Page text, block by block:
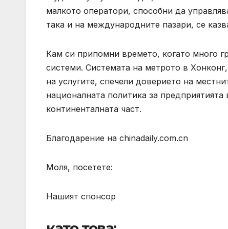
малкото оператори, способни да
така и на международните пазари, се
Кам си припомни времето, когато много
системи. Системата на метрото в
на услугите, спечели доверието на
националната политика за
континенталната част.
Благодарение на chinadaily.com.cn
Моля, посетете:
Нашият спонсор